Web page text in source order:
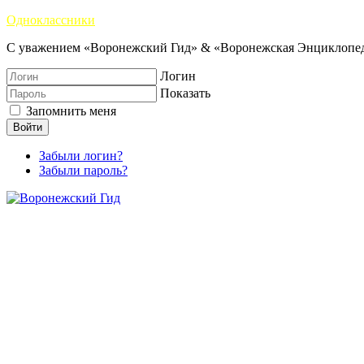
Одноклассники
С уважением «Воронежский Гид» & «Воронежская
Логин
Показать
Запомнить меня
Войти
Забыли логин?
Забыли пароль?